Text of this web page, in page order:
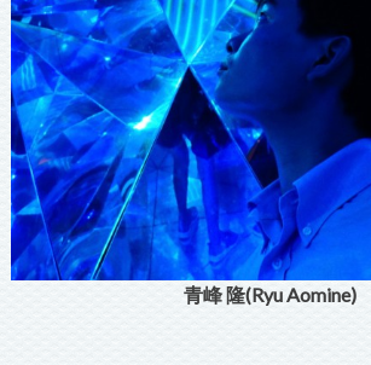
青峰 隆(Ryu Aomine)